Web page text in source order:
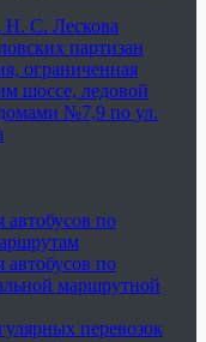
Н. С. Лескова
партизан
ограниченная
шоссе, ледовой
№7,9 по ул.
по
по
маршрутной
перевозок